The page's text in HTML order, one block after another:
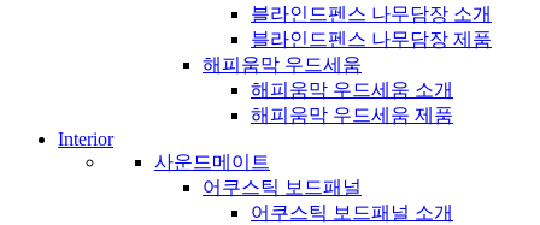
블라인드펜스 나무담장 소개
블라인드펜스 나무담장 제품
해피움막 우드세움
해피움막 우드세움 소개
해피움막 우드세움 제품
Interior
사운드메이트
어쿠스틱 보드패널
어쿠스틱 보드패널 소개